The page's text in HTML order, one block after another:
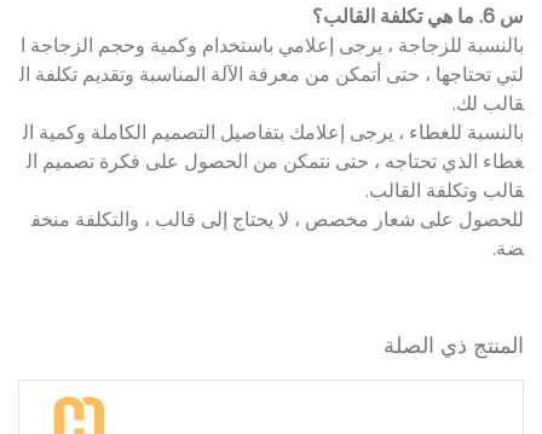
س 6. ما هي تكلفة القالب؟
بالنسبة للزجاجة ، يرجى إعلامي باستخدام وكمية وحجم الزجاجة ا
لتي تحتاجها ، حتى أتمكن من معرفة الآلة المناسبة وتقديم تكلفة ال
قالب لك.
بالنسبة للغطاء ، يرجى إعلامك بتفاصيل التصميم الكاملة وكمية ال
غطاء الذي تحتاجه ، حتى نتمكن من الحصول على فكرة تصميم ال
قالب وتكلفة القالب.
للحصول على شعار مخصص ، لا يحتاج إلى قالب ، والتكلفة منخف
ضة.
المنتج ذي الصلة